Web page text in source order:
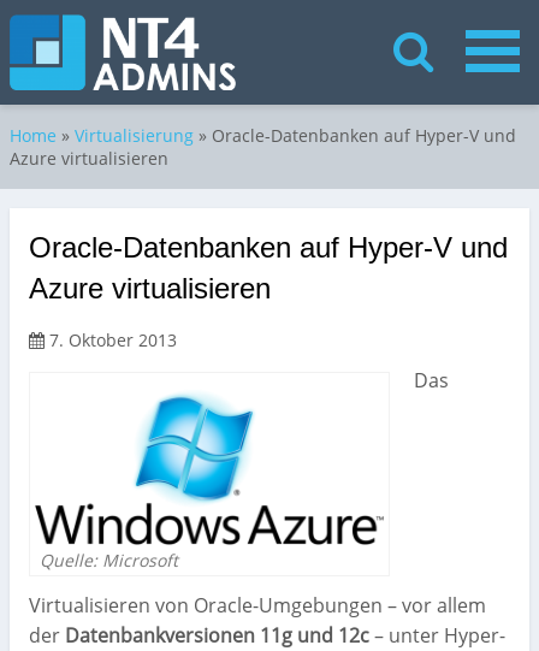
Home » Virtualisierung » Oracle-Datenbanken auf Hyper-V und
Azure virtualisieren
Oracle-Datenbanken auf Hyper-V und
Azure virtualisieren
7. Oktober 2013
Quelle: Microsoft
Das
Virtualisieren von Oracle-Umgebungen – vor allem
der Datenbankversionen 11g und 12c– unter Hyper-